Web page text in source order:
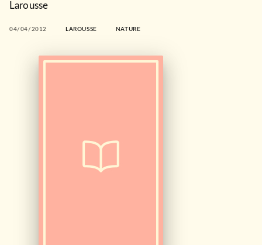
Larousse
04/04/2012 LAROUSSE NATURE